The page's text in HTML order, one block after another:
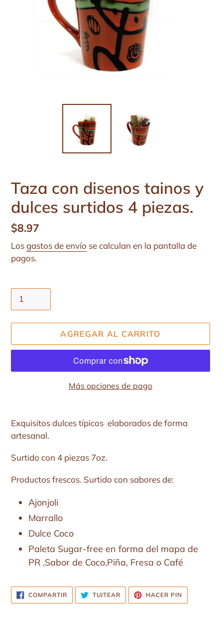
Taza con disenos tainos y
dulces surtidos 4 piezas.
Precio
habitual
$8.97
Losgastos de envío se calculan en la pantalla de
pagos.
Cantidad
AGREGAR AL CARRITO
Más opciones de pago
el
producto
tu
de
Exquisitos dulces típicos elaborados de forma
artesanal.
Surtido con 4 piezas 7oz.
Productos frescos. Surtido con sabores de:
Ajonjoli
Marrallo
Dulce Coco
Paleta Sugar-free en forma del mapa de
PR ,Sabor de Coco,Piña, Fresa o Café
COMPARTIRCOMPARTIR
EN
FACEBOOK
TUITEAR TUITEAR
TWITTER
HACER PIN
PINTEREST